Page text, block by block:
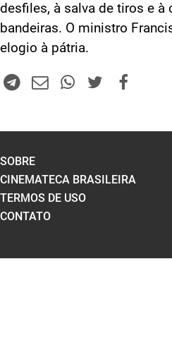
desfiles, à salva de tiros e à
bandeiras. O ministro
elogio à pátria.
SOBRE
CINEMATECA BRASILEIRA
TERMOS DE USO
CONTATO